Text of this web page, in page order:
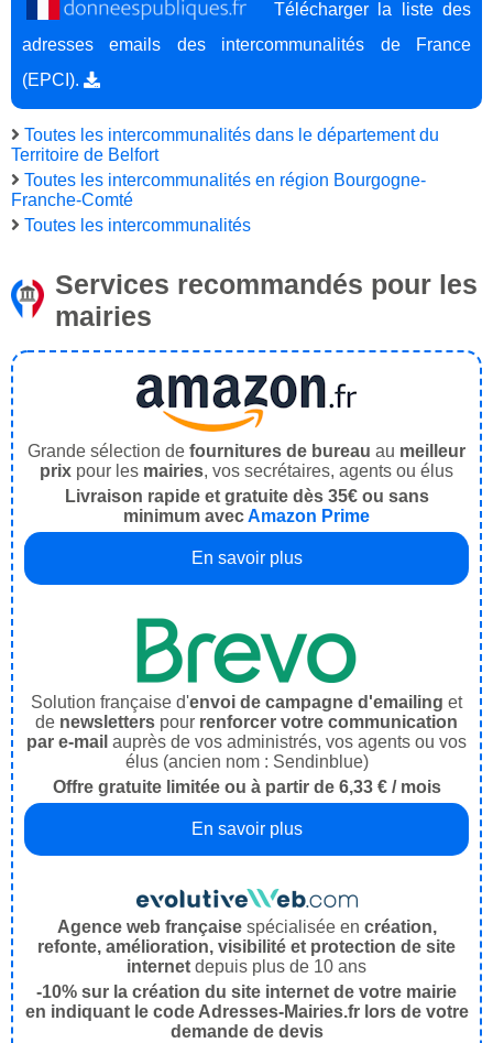
Télécharger la liste des
adresses emails des intercommunalités de France
(EPCI).
Toutes les intercommunalités dans le département du
Territoire de Belfort
Toutes les intercommunalités en région Bourgogne-
Franche-Comté
Toutes les intercommunalités
Services recommandés pour les
mairies
Grande sélection de fournitures de bureau au meilleur
prix pour les mairies, vos secrétaires, agents ou élus
Livraison rapide et gratuite dès 35€ ou sans
minimum avecAmazon Prime
En savoir plus
Solution française d'envoi de campagne d'emailing et
de newsletters pour renforcer votre communication
par e-mail auprès de vos administrés, vos agents ou vos
élus (ancien nom : Sendinblue)
Offre gratuite limitée ou à partir de 6,33 € / mois
En savoir plus
Agence web françaisespécialisée en création,
refonte, amélioration, visibilité et protection de site
internet depuis plus de 10 ans
-10% sur la création du site internet de votre mairie
en indiquant le code Adresses-Mairies.fr lors de votre
demande de devis